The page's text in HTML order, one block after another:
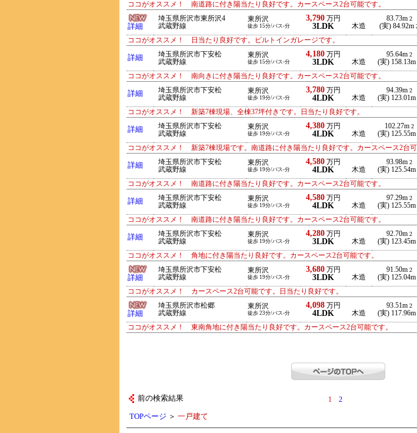
ココがオススメ！ 南道路に付き陽当たり良好です。カースペース2台可能です。
詳細
埼玉県所沢市東所沢4
武蔵野線
東所沢
徒歩 15分/バス-分
3,790万円
3LDK 木造
83.73m 2
(実) 84.92m
ココがオススメ！ 日当たり良好です。ビルトインガレージです。
詳細
埼玉県所沢市下安松
武蔵野線
東所沢
徒歩 15分/バス-分
4,180万円
3LDK 木造
95.64m 2
(実) 158.13m
ココがオススメ！ 南向きに付き陽当たり良好です。カースペース2台可能です。
詳細
埼玉県所沢市下安松
武蔵野線
東所沢
徒歩 19分/バス-分
3,780万円
4LDK 木造
94.39m 2
(実) 123.01m
ココがオススメ！ 新築7棟現場、全棟37坪付きです。日当たり良好です。
詳細
埼玉県所沢市下安松
武蔵野線
東所沢
徒歩 19分/バス-分
4,380万円
4LDK 木造
102.27m 2
(実) 125.55m
ココがオススメ！ 新築7棟現場です。南道路に付き陽当たり良好です。カースペース2台可
詳細
埼玉県所沢市下安松
武蔵野線
東所沢
徒歩 19分/バス-分
4,580万円
4LDK 木造
93.98m 2
(実) 125.54m
ココがオススメ！ 南道路に付き陽当たり良好です。カースペース2台可能です。
詳細
埼玉県所沢市下安松
武蔵野線
東所沢
徒歩 19分/バス-分
4,580万円
4LDK 木造
97.29m 2
(実) 125.55m
ココがオススメ！ 南道路に付き陽当たり良好です。カースペース2台可能です。
詳細
埼玉県所沢市下安松
武蔵野線
東所沢
徒歩 19分/バス-分
4,280万円
3LDK 木造
92.70m 2
(実) 123.45m
ココがオススメ！ 角地に付き陽当たり良好です。カースペース2台可能です。
詳細
埼玉県所沢市下安松
武蔵野線
東所沢
徒歩 19分/バス-分
3,680万円
3LDK 木造
91.50m 2
(実) 125.04m
ココがオススメ！ カースペース2台可能です。日当たり良好です。
詳細
埼玉県所沢市松郷
武蔵野線
東所沢
徒歩 23分/バス-分
4,098万円
4LDK 木造
93.51m 2
(実) 117.96m
ココがオススメ！ 東南角地に付き陽当たり良好です。カースペース2台可能です。
前の検索結果 1 2
TOPページ ＞ 一戸建て